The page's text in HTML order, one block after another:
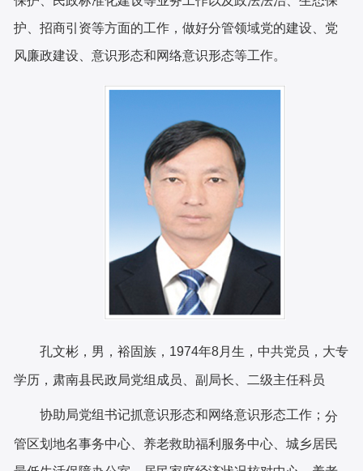
护、招商引资等方面的工作，做好分管领域党的建设、党
风廉政建设、意识形态和网络意识形态等工作。
孔文彬，男，裕固族， 1974年8月生，中共党员，大专
学历，肃南县民政局党组成员、副局长、二级主任科员
协助局党组书记抓意识形态和网络意识形态工作；分
管区划地名事务中心、养老救助福利服务中心、城乡居民